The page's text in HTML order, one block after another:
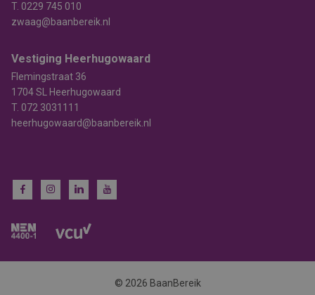
T. 0229 745 010
zwaag@baanbereik.nl
Vestiging Heerhugowaard
Flemingstraat 36
1704 SL Heerhugowaard
T. 072 3031111
heerhugowaard@baanbereik.nl
© 2026 BaanBereik